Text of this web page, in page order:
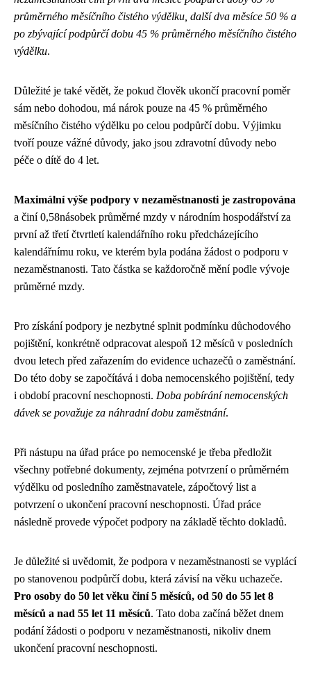
průměrného měsíčního čistého výdělku, další dva měsíce 50 % a
po zbývající podpůrčí dobu 45 % průměrného měsíčního čistého
výdělku.
Důležité je také vědět, že pokud člověk ukončí pracovní poměr
sám nebo dohodou, má nárok pouze na 45 % průměrného
měsíčního čistého výdělku po celou podpůrčí dobu. Výjimku
tvoří pouze vážné důvody, jako jsou zdravotní důvody nebo
péče o dítě do 4 let.
Maximální výše podpory v nezaměstnanosti je zastropována
a činí 0,58násobek průměrné mzdy v národním hospodářství za
první až třetí čtvrtletí kalendářního roku předcházejícího
kalendářnímu roku, ve kterém byla podána žádost o podporu v
nezaměstnanosti. Tato částka se každoročně mění podle vývoje
průměrné mzdy.
Pro získání podpory je nezbytné splnit podmínku důchodového
pojištění, konkrétně odpracovat alespoň 12 měsíců v posledních
dvou letech před zařazením do evidence uchazečů o zaměstnání.
Do této doby se započítává i doba nemocenského pojištění, tedy
i období pracovní neschopnosti. Doba pobírání nemocenských
dávek se považuje za náhradní dobu zaměstnání.
Při nástupu na úřad práce po nemocenské je třeba předložit
všechny potřebné dokumenty, zejména potvrzení o průměrném
výdělku od posledního zaměstnavatele, zápočtový list a
potvrzení o ukončení pracovní neschopnosti. Úřad práce
následně provede výpočet podpory na základě těchto dokladů.
Je důležité si uvědomit, že podpora v nezaměstnanosti se vyplácí
po stanovenou podpůrčí dobu, která závisí na věku uchazeče.
Pro osoby do 50 let věku činí 5 měsíců, od 50 do 55 let 8
měsíců a nad 55 let 11 měsíců. Tato doba začíná běžet dnem
podání žádosti o podporu v nezaměstnanosti, nikoliv dnem
ukončení pracovní neschopnosti.